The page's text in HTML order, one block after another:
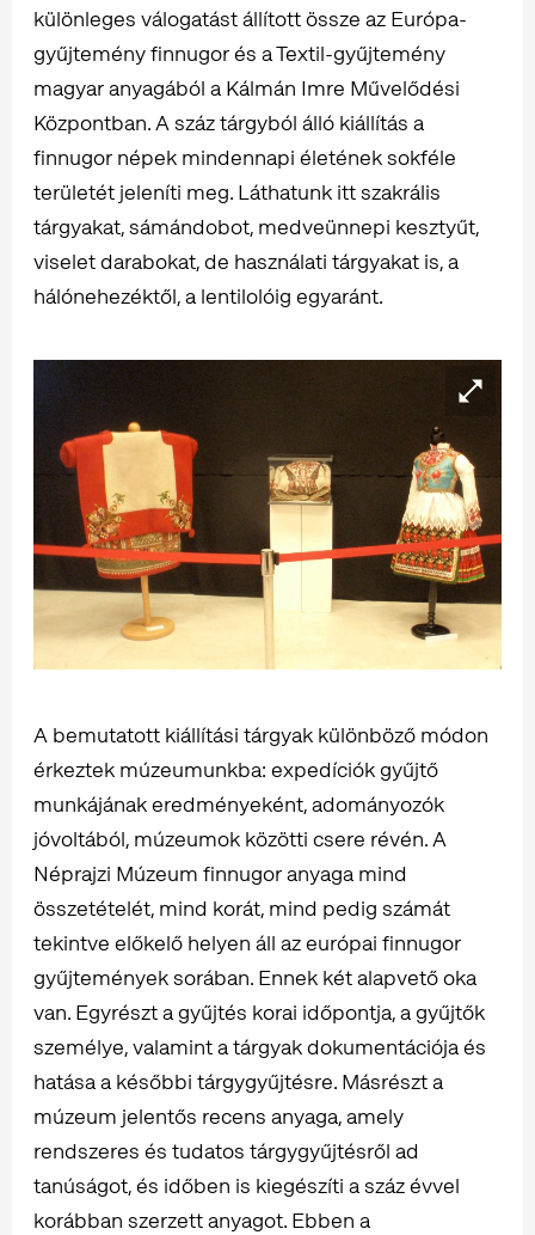
különleges válogatást állított össze az Európa-
gyűjtemény finnugor és a Textil-gyűjtemény
magyar anyagából a Kálmán Imre Művelődési
Központban. A száz tárgyból álló kiállítás a
finnugor népek mindennapi életének sokféle
területét jeleníti meg. Láthatunk itt szakrális
tárgyakat, sámándobot, medveünnepi kesztyűt,
viselet darabokat, de használati tárgyakat is, a
hálónehezéktől, a lentilolóig egyaránt.
A bemutatott kiállítási tárgyak különböző módon
érkeztek múzeumunkba: expedíciók gyűjtő
munkájának eredményeként, adományozók
jóvoltából, múzeumok közötti csere révén. A
Néprajzi Múzeum finnugor anyaga mind
összetételét, mind korát, mind pedig számát
tekintve előkelő helyen áll az európai finnugor
gyűjtemények sorában. Ennek két alapvető oka
van. Egyrészt a gyűjtés korai időpontja, a gyűjtők
személye, valamint a tárgyak dokumentációja és
hatása a későbbi tárgygyűjtésre. Másrészt a
múzeum jelentős recens anyaga, amely
rendszeres és tudatos tárgygyűjtésről ad
tanúságot, és időben is kiegészíti a száz évvel
korábban szerzett anyagot. Ebben a